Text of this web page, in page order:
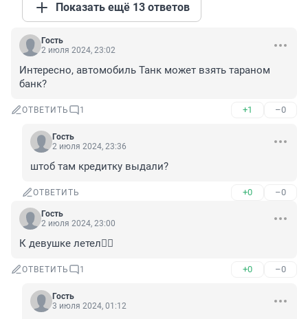
Показать ещё 13 ответов
Гость
2 июля 2024, 23:02
Интересно, автомобиль Танк может взять тараном
банк?
ОТВЕТИТЬ 1 +1 –0
Гость
2 июля 2024, 23:36
штоб там кредитку выдали?
ОТВЕТИТЬ +0 –0
Гость
2 июля 2024, 23:00
К девушке летел🤦‍♂️
ОТВЕТИТЬ 1 +0 –0
Гость
3 июля 2024, 01:12